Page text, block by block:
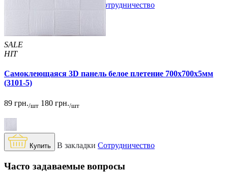
Сотрудничество
SALE
HIT
Самоклеющаяся 3D панель белое плетение 700x700x5мм
(3101-5)
89 грн./шт 180 грн./шт
Купить В закладки Сотрудничество
Часто задаваемые вопросы